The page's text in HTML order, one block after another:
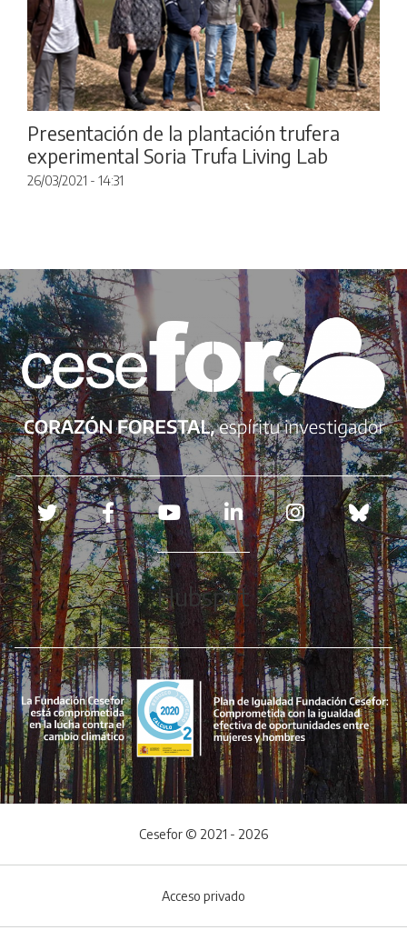
Presentación de la plantación trufera
experimental Soria Trufa Living Lab
26/03/2021 - 14:31
Redes sociales
Hubspot
Cesefor © 2021 - 2026
Acceso privado